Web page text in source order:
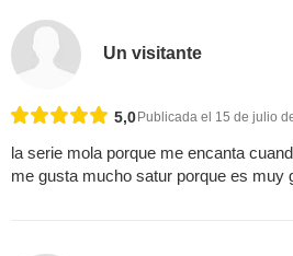
Un visitante
5,0 Publicada el 15 de julio
la serie mola porque me encanta
me gusta mucho satur porque es muy